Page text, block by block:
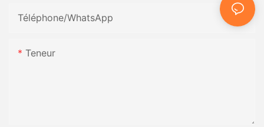
Téléphone/WhatsApp
Teneur